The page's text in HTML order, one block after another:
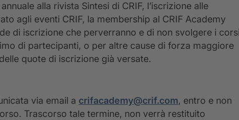
alla rivista Sintesi di CRIF, l’iscrizione alle
agli eventi CRIF, la membership al CRIF Academy
di iscrizione che perverranno e di non svolgere i
di partecipanti, o per altre cause di forza maggiore
quote di iscrizione già versate.
via email a crifacademy@crif.com, entro e non
Trascorso tale termine, non verrà restituito